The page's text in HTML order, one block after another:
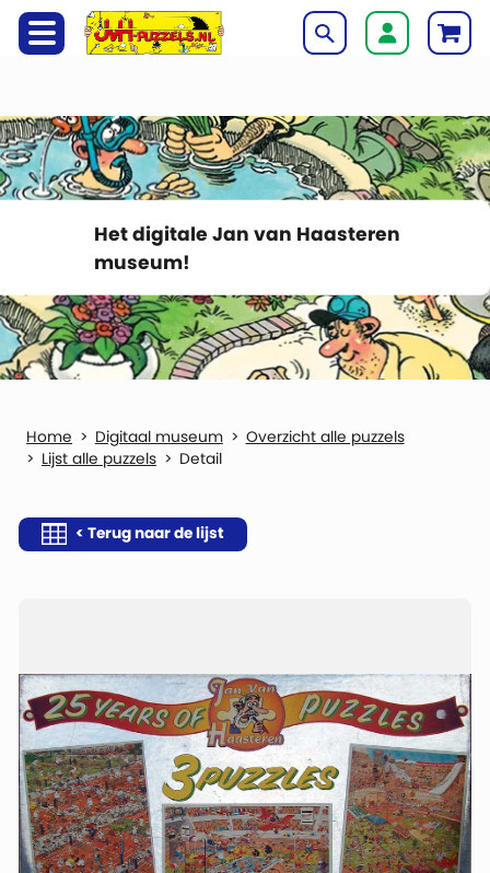
Het digitale Jan van Haasteren
museum!
Digitaal museum
Overzicht alle puzzels
Lijst alle puzzels
Detail
< Terug naar de lijst